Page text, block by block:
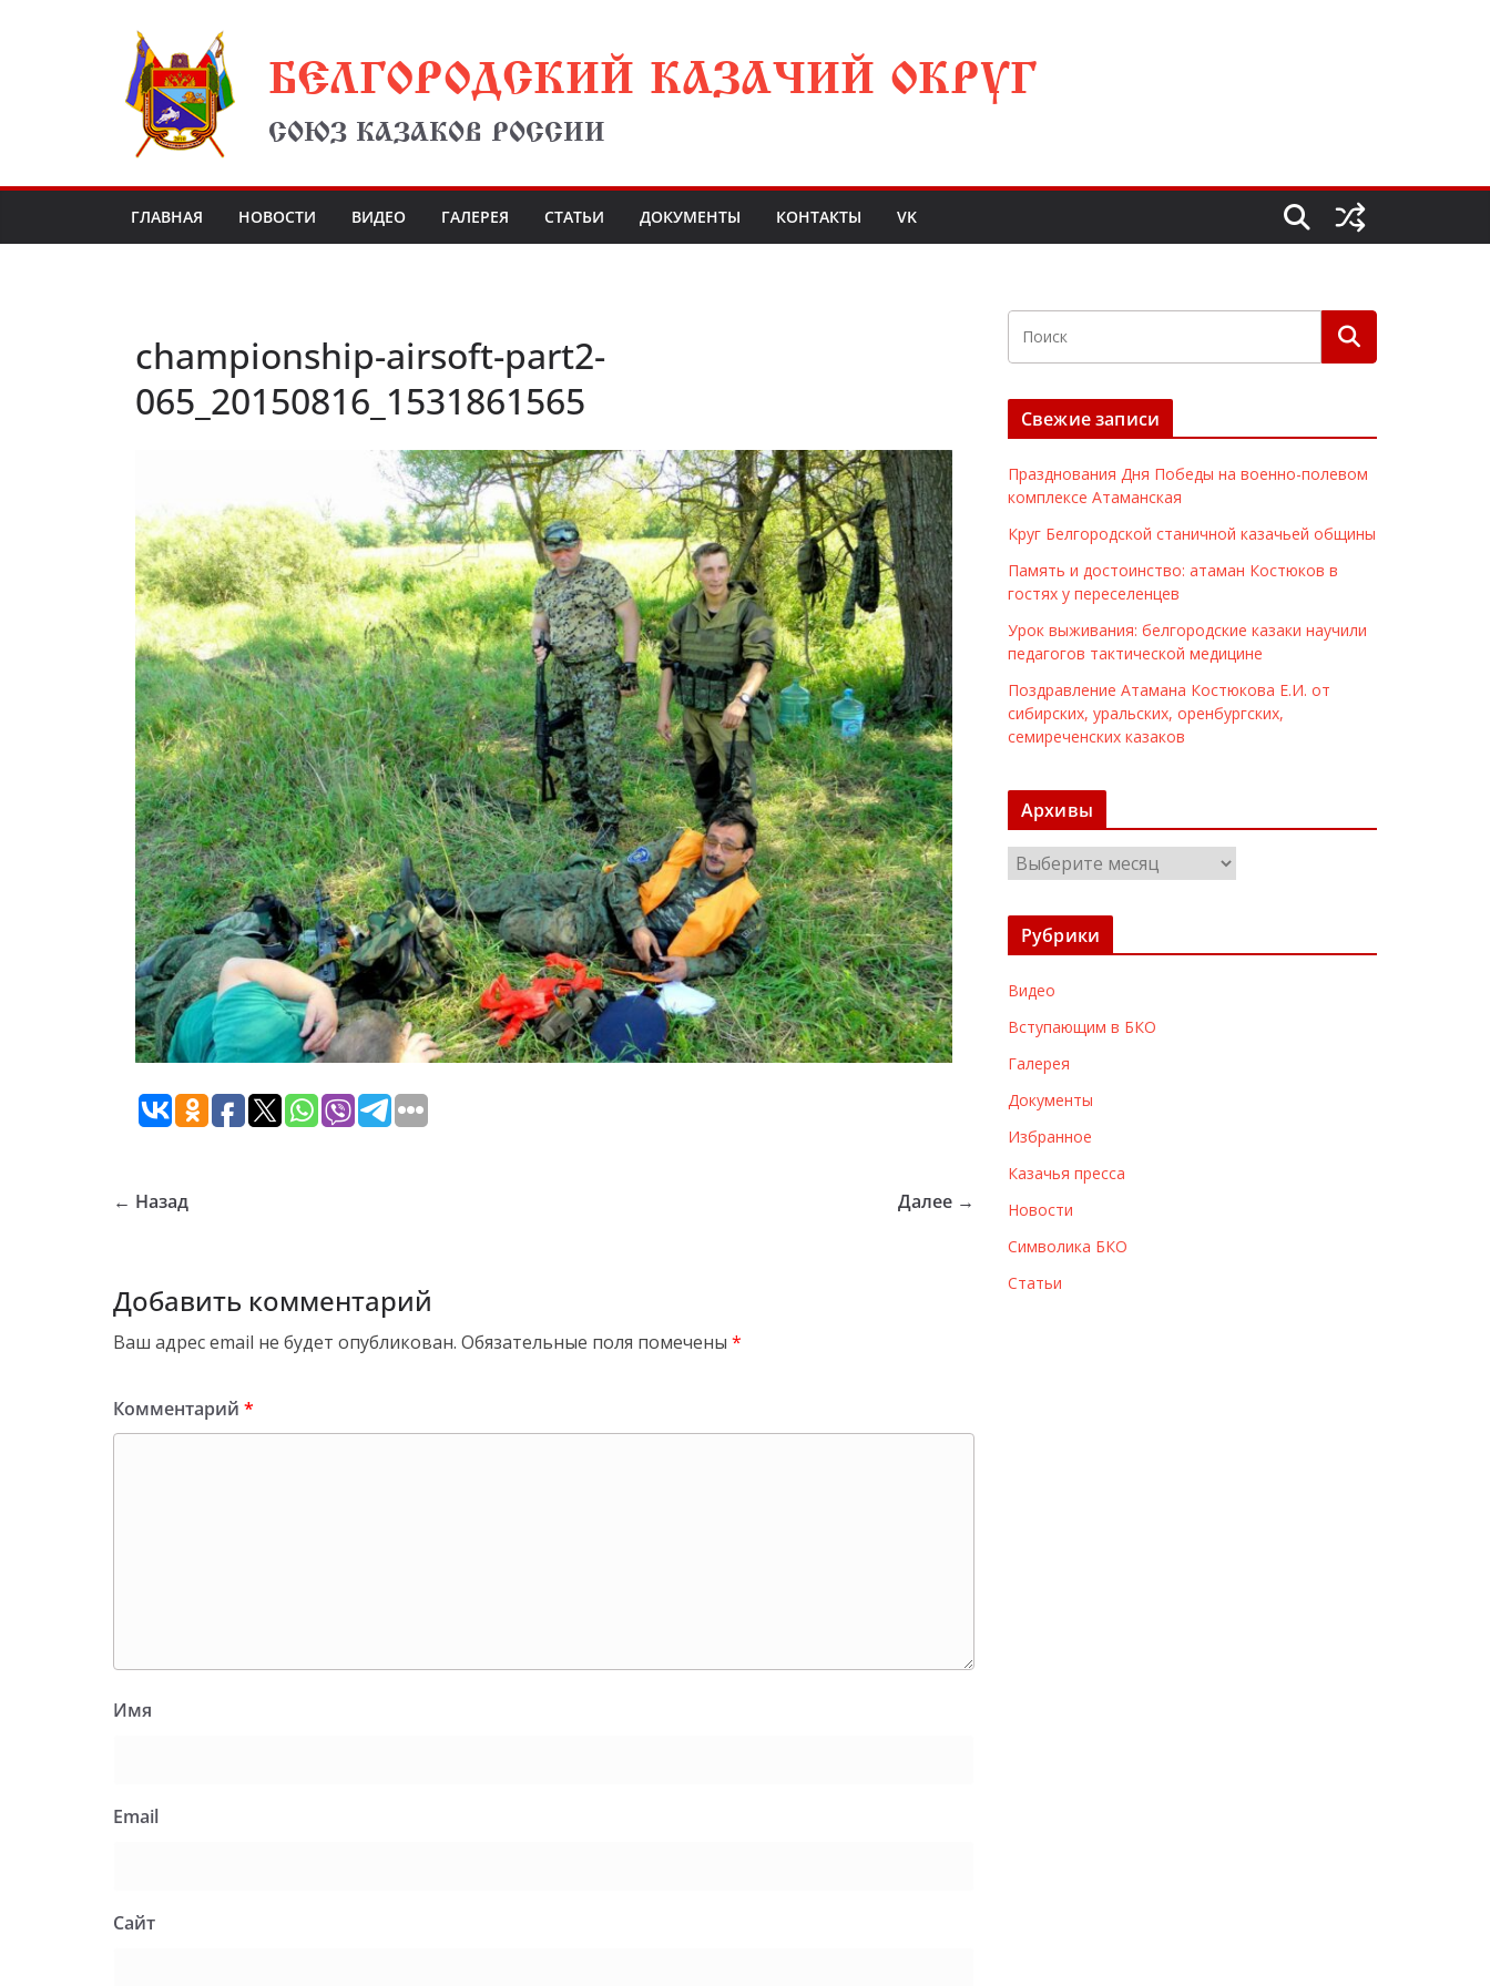
БЕЛГОРОДСКИЙ КАЗАЧИЙ ОКРУГ
СОЮЗ КАЗАКОВ РОССИИ
ГЛАВНАЯ НОВОСТИ ВИДЕО ГАЛЕРЕЯ СТАТЬИ ДОКУМЕНТЫ КОНТАКТЫ VK
championship-airsoft-part2-
065_20150816_1531861565
← Назад Далее →
Добавить комментарий
Ваш адрес email не будет опубликован. Обязательные поля помечены *
Комментарий *
Имя
Email
Сайт
Свежие записи
Празднования Дня Победы на военно-полевом
комплексе Атаманская
Круг Белгородской станичной казачьей общины
Память и достоинство: атаман Костюков в
гостях у переселенцев
Урок выживания: белгородские казаки научили
педагогов тактической медицине
Поздравление Атамана Костюкова Е.И. от
сибирских, уральских, оренбургских,
семиреченских казаков
Архивы
р
х
ы
Рубрики
Видео
Вступающим в БКО
Галерея
Документы
Избранное
Казачья пресса
Новости
Символика БКО
Статьи